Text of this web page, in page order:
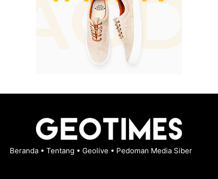
Beranda • Tentang • Geolive • Pedoman Media Siber